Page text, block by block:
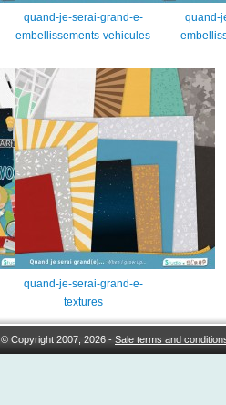
quand-je-serai-grand-e-
embellissements-vehicules
quand-
quand-je-serai-grand-e-
textures
© Copyright 2007, 2026 -Sale terms and